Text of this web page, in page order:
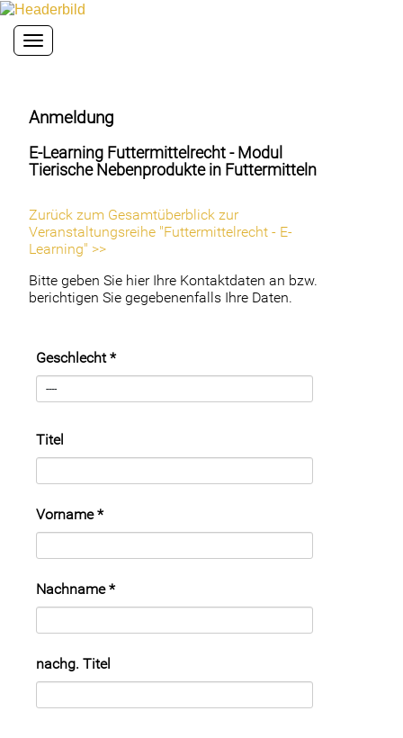
Toggle navigation
Anmeldung
E-Learning Futtermittelrecht - Modul
Tierische Nebenprodukte in Futtermitteln
Zurück zum Gesamtüberblick zur
Veranstaltungsreihe "Futtermittelrecht - E-
Learning" >>
Bitte geben Sie hier Ihre Kontaktdaten an bzw.
berichtigen Sie gegebenenfalls Ihre Daten.
Geschlecht*
Titel
Vorname*
Nachname*
nachg. Titel